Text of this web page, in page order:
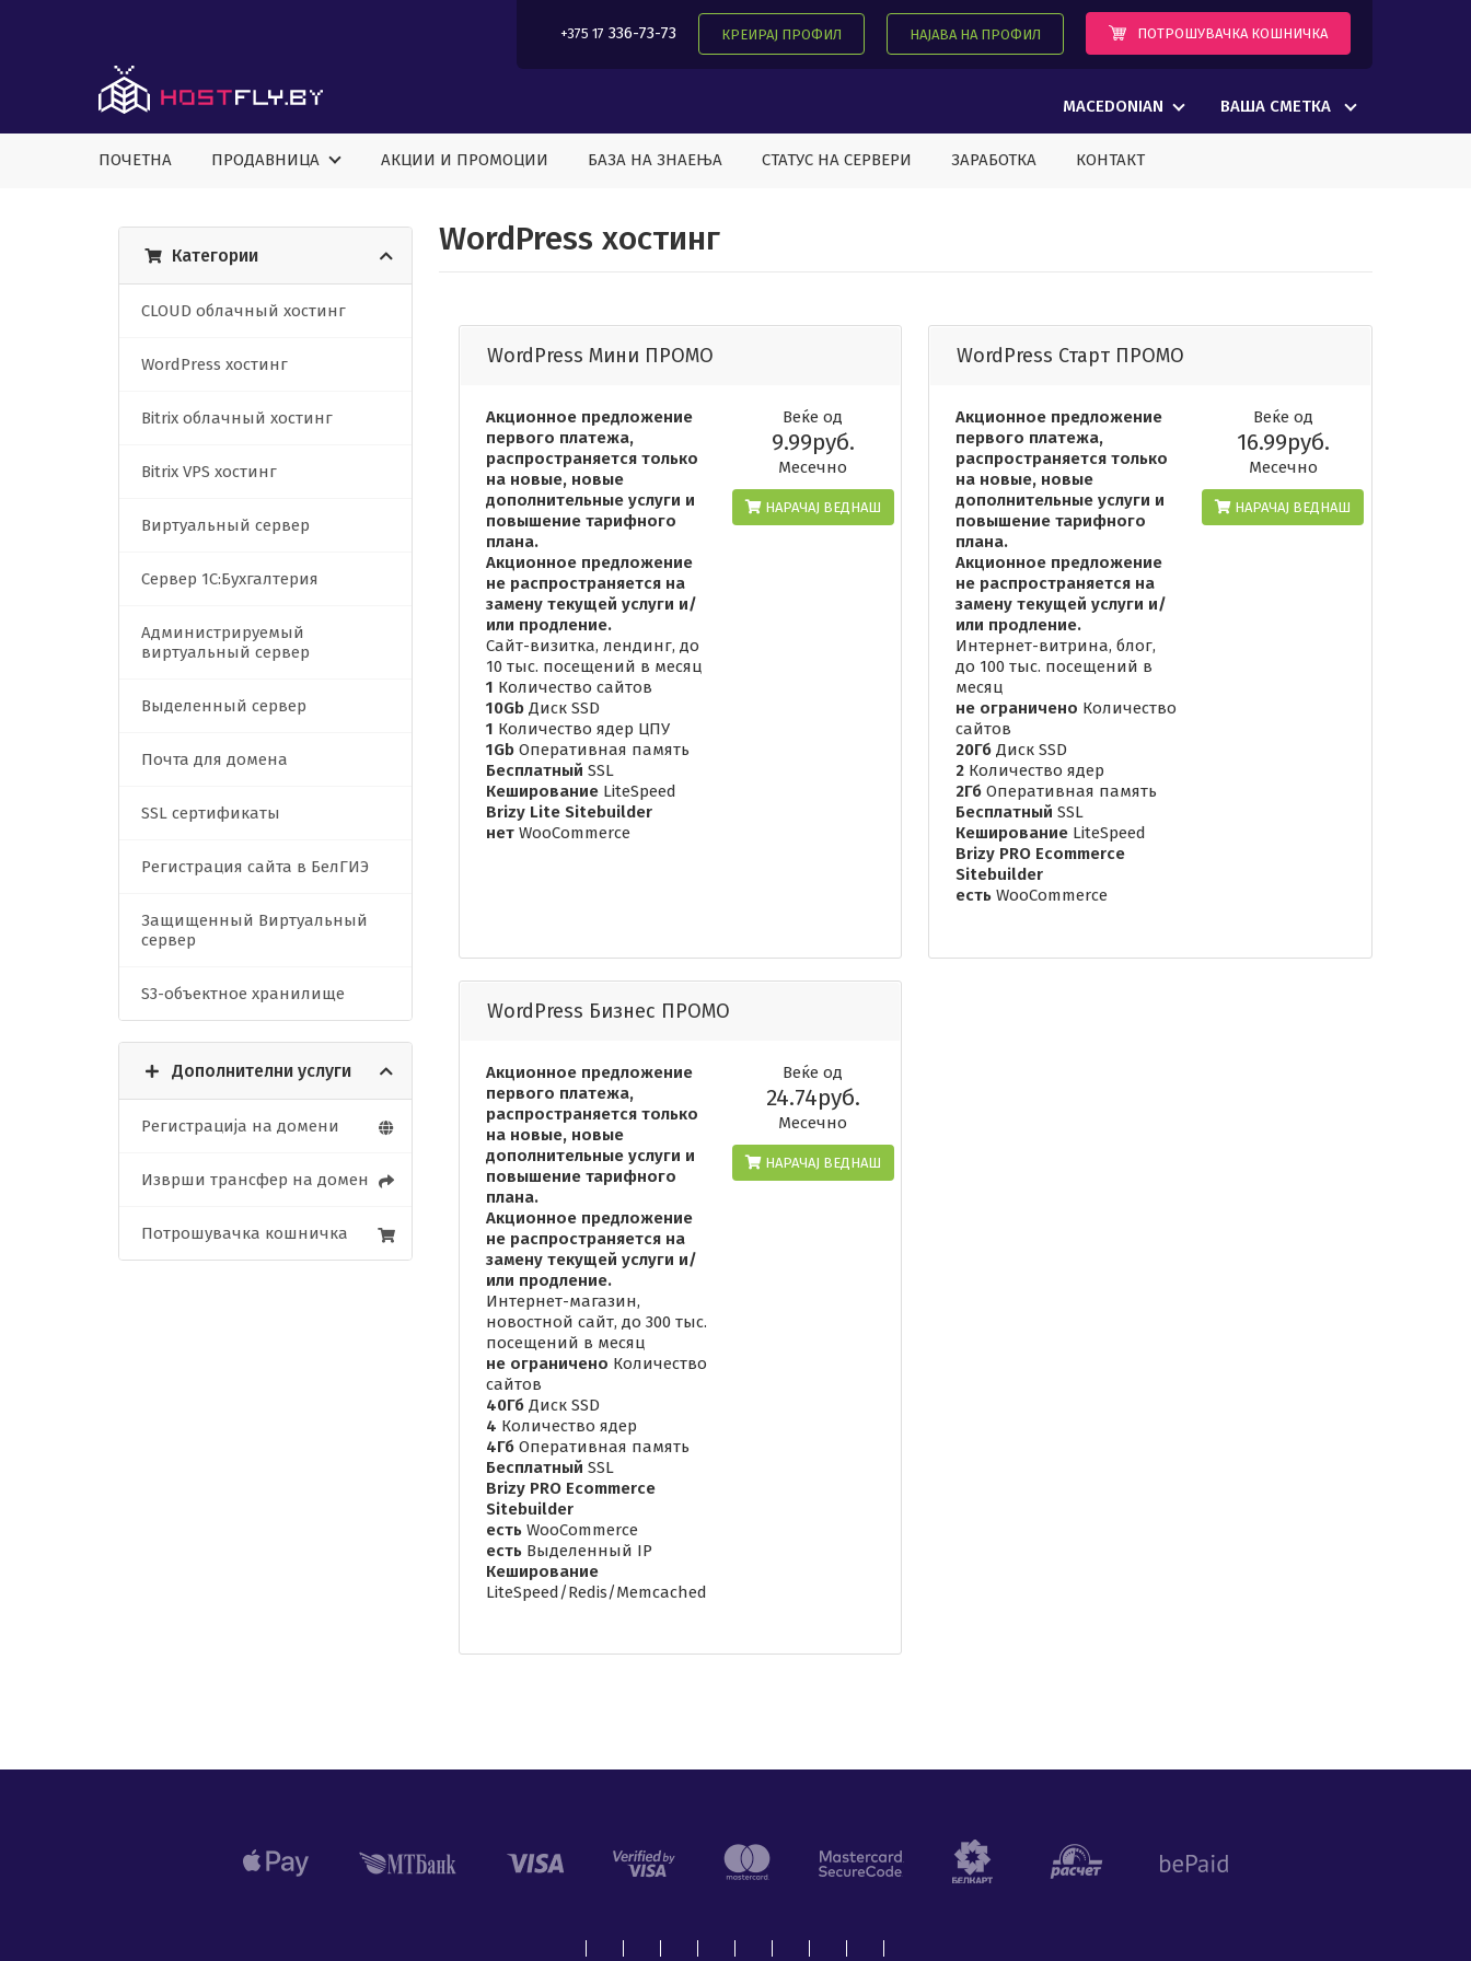
+375 17 336-73-73 КРЕИРАЈ ПРОФИЛ НАЈАВА НА ПРОФИЛ ПОТРОШУВАЧКА КОШНИЧКА
MACEDONIAN ВАША СМЕТКА
ПОЧЕТНА ПРОДАВНИЦА АКЦИИ И ПРОМОЦИИ БАЗА НА ЗНАЕЊА СТАТУС НА СЕРВЕРИ ЗАРАБОТКА КОНТАКТ
WordPress хостинг
Категории
CLOUD облачный хостинг
WordPress хостинг
Bitrix облачный хостинг
Bitrix VPS хостинг
Виртуальный сервер
Сервер 1C:Бухгалтерия
Администрируемый
виртуальный сервер
Выделенный сервер
Почта для домена
SSL сертификаты
Регистрация сайта в БелГИЭ
Защищенный Виртуальный
сервер
S3-объектное хранилище
Дополнителни услуги
Регистрација на домени
Изврши трансфер на домен
Потрошувачка кошничка
WordPress Мини ПРОМО
Акционное предложение
первого платежа,
распространяется только
на новые, новые
дополнительные услуги и
повышение тарифного
плана.
Акционное предложение
не распространяется на
замену текущей услуги и/
или продление.
Сайт-визитка, лендинг, до
10 тыс. посещений в месяц
1 Количество сайтов
10GbДиск SSD
1 Количество ядер ЦПУ
1GbОперативная память
Бесплатный SSL
КешированиеLiteSpeed
Brizy Lite Sitebuilder
нетWooCommerce
Веќе од
9.99руб.
Месечно
НАРАЧАЈ ВЕДНАШ
WordPress Старт ПРОМО
Акционное предложение
первого платежа,
распространяется только
на новые, новые
дополнительные услуги и
повышение тарифного
плана.
Акционное предложение
не распространяется на
замену текущей услуги и/
или продление.
Интернет-витрина, блог,
до 100 тыс. посещений в
месяц
не ограничено Количество
сайтов
20Гб Диск SSD
2 Количество ядер
2Гб Оперативная память
Бесплатный SSL
Кеширование LiteSpeed
Brizy PRO Ecommerce
Sitebuilder
есть WooCommerce
Веќе од
16.99руб.
Месечно
НАРАЧАЈ ВЕДНАШ
WordPress Бизнес ПРОМО
Акционное предложение
первого платежа,
распространяется только
на новые, новые
дополнительные услуги и
повышение тарифного
плана.
Акционное предложение
не распространяется на
замену текущей услуги и/
или продление.
Интернет-магазин,
новостной сайт, до 300 тыс.
посещений в месяц
не ограничено Количество
сайтов
40ГбДиск SSD
4 Количество ядер
4ГбОперативная память
Бесплатный SSL
Brizy PRO Ecommerce
Sitebuilder
естьWooCommerce
естьВыделенный IP
Кеширование
LiteSpeed/Redis/Memcached
Веќе од
24.74руб.
Месечно
НАРАЧАЈ ВЕДНАШ